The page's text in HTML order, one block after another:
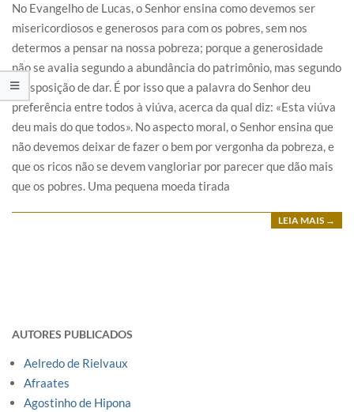
No Evangelho de Lucas, o Senhor ensina como devemos ser
misericordiosos e generosos para com os pobres, sem nos
determos a pensar na nossa pobreza; porque a generosidade
não se avalia segundo a abundância do patrimônio, mas segundo
a disposição de dar. É por isso que a palavra do Senhor deu
preferência entre todos à viúva, acerca da qual diz: «Esta viúva
deu mais do que todos». No aspecto moral, o Senhor ensina que
não devemos deixar de fazer o bem por vergonha da pobreza, e
que os ricos não se devem vangloriar por parecer que dão mais
que os pobres. Uma pequena moeda tirada
LEIA MAIS →
AUTORES PUBLICADOS
Aelredo de Rielvaux
Afraates
Agostinho de Hipona